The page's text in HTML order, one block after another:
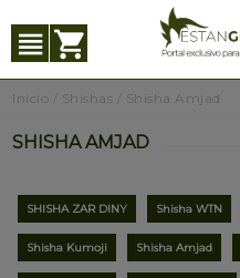
Inicio Shishas Shisha Amjad
SHISHA AMJAD
SHISHA ZAR DINY Shisha WTN
Shisha Kumoji Shisha Amjad